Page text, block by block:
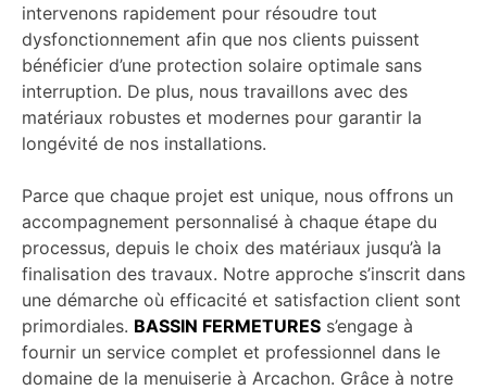
intervenons rapidement pour résoudre tout
dysfonctionnement afin que nos clients puissent
bénéficier d’une protection solaire optimale sans
interruption. De plus, nous travaillons avec des
matériaux robustes et modernes pour garantir la
longévité de nos installations.
Parce que chaque projet est unique, nous offrons un
accompagnement personnalisé à chaque étape du
processus, depuis le choix des matériaux jusqu’à la
finalisation des travaux. Notre approche s’inscrit dans
une démarche où efficacité et satisfaction client sont
primordiales. BASSIN FERMETURES s’engage à
fournir un service complet et professionnel dans le
domaine de la menuiserie à Arcachon. Grâce à notre